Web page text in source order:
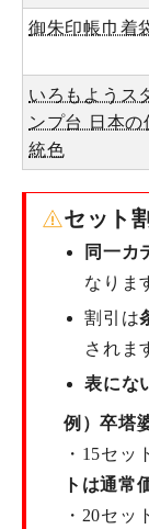
御朱印帳巾着
いろもようス
ンプ台 日本の
統色
セット
同一カ
なりま
割引は
されま
表にな
例）卒塔
・15セッ
トは通常
・20セ